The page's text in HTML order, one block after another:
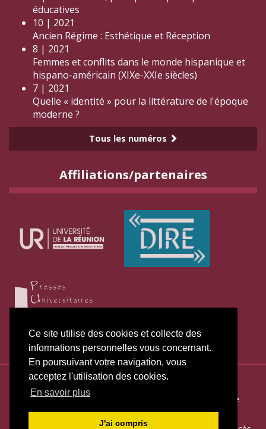
Ce site utilise des cookies et collecte des
informations personnelles vous concernant.
En poursuivant votre navigation, vous
acceptez l'utilisation des cookies.
En savoir plus
J'ai compris
éducatives
10 | 2021
Ancien Régime : Esthétique et Réception
8 | 2021
Femmes et conflits dans le monde hispanique et
hispano-américain (XIXe-XXIe siècles)
7 | 2021
Quelle « identité » pour la littérature de l'époque
moderne ?
Tous les numéros
Affiliations/partenaires
ISSN électronique 2271-3131
Plan du site—Politique de publication
Politique de
confidentialité—Déclaration d’éthique